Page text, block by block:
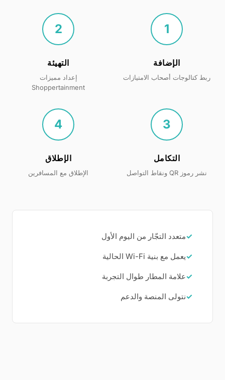
1
الإضافة
ربط كتالوجات أصحاب الامتيازات
2
التهيئة
إعداد مميزات
Shoppertainment
3
التكامل
نشر رموز QR ونقاط التواصل
4
الإطلاق
الإطلاق مع المسافرين
✓متعدد التجّار من اليوم الأول
✓يعمل مع بنية Wi-Fi الحالية
✓علامة المطار طوال التجربة
✓نتولى المنصة والدعم